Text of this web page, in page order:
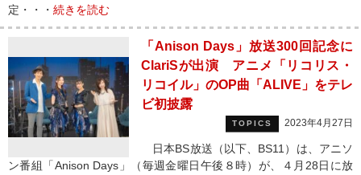
定・・・ 続きを読む
「Anison Days」放送300回記念に
ClariSが出演 アニメ「リコリス・
リコイル」のOP曲「ALIVE」をテレ
ビ初披露
TOPICS 2023年4月27日
日本BS放送（以下、BS11）は、アニソ
ン番組「Anison Days」（毎週金曜日午後８時）が、４月28日に放